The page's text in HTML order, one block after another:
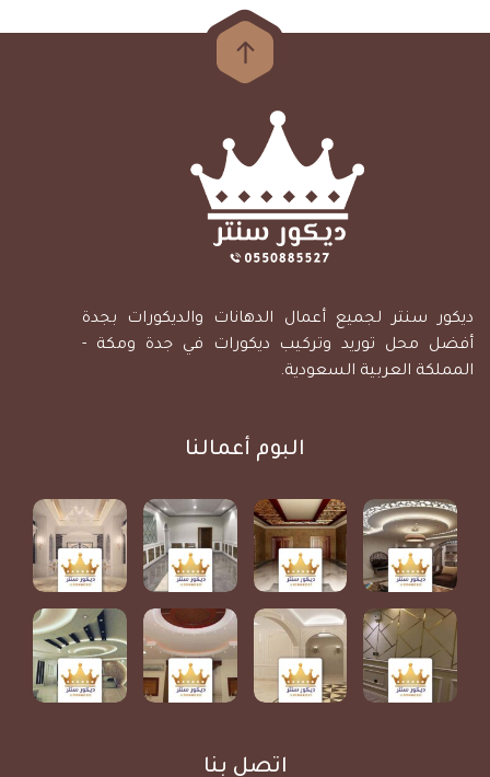
ديكور سنتر لجميع أعمال الدهانات والديكورات بجدة
أفضل محل توريد وتركيب ديكورات في جدة ومكة -
المملكة العربية السعودية.
البوم أعمالنا
اتصل بنا